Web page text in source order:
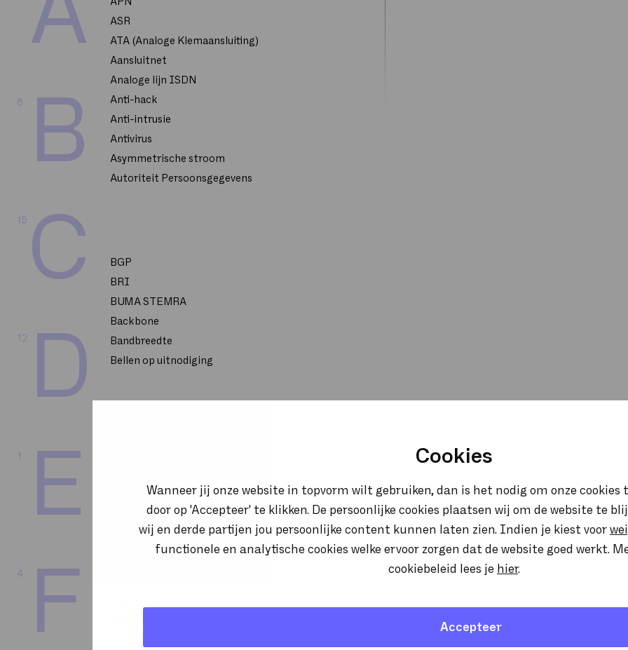
Cookies
Wanneer jij onze website in topvorm wilt gebruiken, dan is het nodig om onze cookies
door op 'Accepteer' te klikken. De persoonlijke cookies plaatsen wij om de website te
wij en derde partijen jou persoonlijke content kunnen laten zien. Indien je kiest voor
functionele en analytische cookies welke ervoor zorgen dat de website goed werkt.
cookiebeleid lees je hier.
Accepteer
B
6
C
15
D
12
E
1
F
4
ASR
ATA (Analoge Klemaansluiting)
Aansluitnet
Analoge lijn ISDN
Anti-hack
Anti-intrusie
Antivirus
Asymmetrische stroom
Autoriteit Persoonsgegevens
BGP
BRI
BUMA STEMRA
Backbone
Bandbreedte
Bellen op uitnodiging
CSP 2-Tier
Call flow
Callcenter